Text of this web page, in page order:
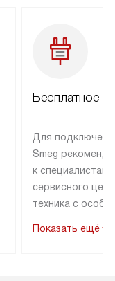
Бесплатное
Для
Smeg
к специалистам
сервисного
техника с
коммуникациям.
Показать ещё